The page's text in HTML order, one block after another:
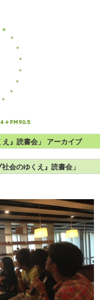
』読書会」 アーカイブ
会のゆくえ』読書会」